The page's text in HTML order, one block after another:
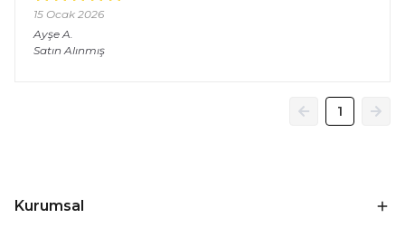
15 Ocak 2026
Ayşe A.
Satın Alınmış
1
Kurumsal